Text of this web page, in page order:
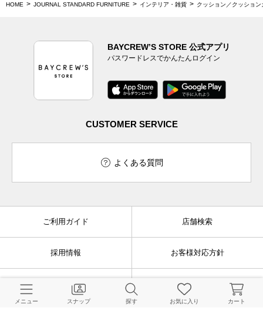
HOME JOURNAL STANDARD FURNITURE インテリア・雑貨 クッション／クッション
BAYCREW’S STORE 公式アプリ
パスワードレスでかんたんログイン
CUSTOMER SERVICE
よくある質問
ご利用ガイド 店舗検索
採用情報 お客様対応方針
利用規約 企業情報
メニュー スナップ 探す お気に入り カート